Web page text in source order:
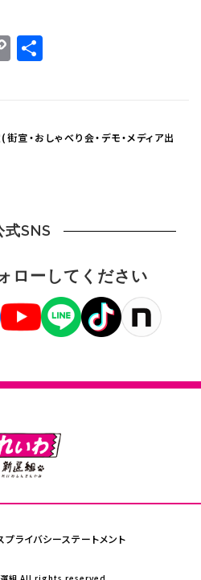
Copy
Link
宣・おしゃべり会・デモ・メディア出
式SNS
ローしてください
プライバシーステートメント